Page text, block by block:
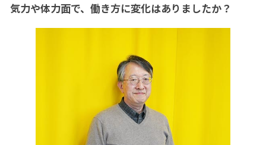
気力や体力面で、働き方に変化はありましたか？